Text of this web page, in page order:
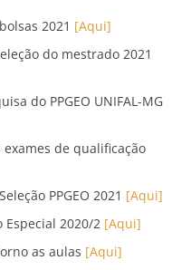
2021 [Aqui]
do mestrado 2021
do PPGEO UNIFAL-MG
exames de qualificação
PPGEO 2021 [Aqui]
Especial 2020/2 [Aqui]
as aulas [Aqui]